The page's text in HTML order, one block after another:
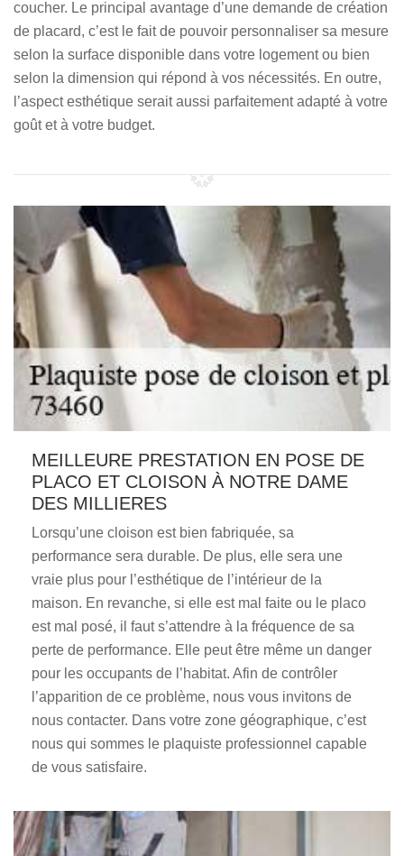
coucher. Le principal avantage d’une demande de création
de placard, c’est le fait de pouvoir personnaliser sa mesure
selon la surface disponible dans votre logement ou bien
selon la dimension qui répond à vos nécessités. En outre,
l’aspect esthétique serait aussi parfaitement adapté à votre
goût et à votre budget.
MEILLEURE PRESTATION EN POSE DE
PLACO ET CLOISON À NOTRE DAME
DES MILLIERES
Lorsqu’une cloison est bien fabriquée, sa
performance sera durable. De plus, elle sera une
vraie plus pour l’esthétique de l’intérieur de la
maison. En revanche, si elle est mal faite ou le placo
est mal posé, il faut s’attendre à la fréquence de sa
perte de performance. Elle peut être même un danger
pour les occupants de l’habitat. Afin de contrôler
l’apparition de ce problème, nous vous invitons de
nous contacter. Dans votre zone géographique, c’est
nous qui sommes le plaquiste professionnel capable
de vous satisfaire.